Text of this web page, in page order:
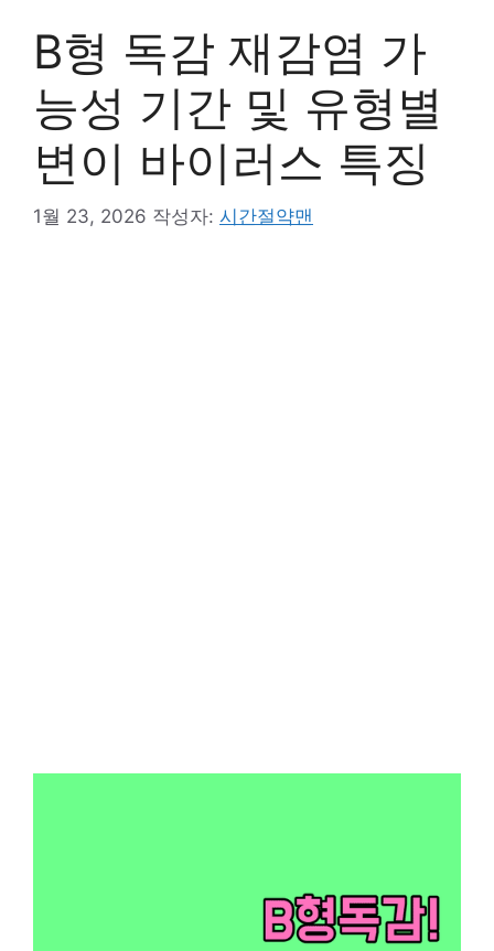
B형 독감 재감염 가
능성 기간 및 유형별
변이 바이러스 특징
1월 23, 2026 작성자: 시간절약맨